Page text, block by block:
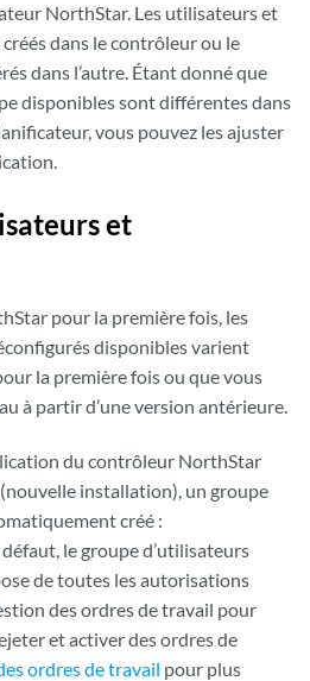
NorthStar. Les utilisateurs et
dans le contrôleur ou le
dans l’autre. Étant donné que
disponibles sont différentes dans
vous pouvez les ajuster
et
pour la première fois, les
disponibles varient
la première fois ou que vous
à partir d’une version antérieure.
du contrôleur NorthStar
installation), un groupe
créé :
le groupe d’utilisateurs
de toutes les autorisations
des ordres de travail pour
et activer des ordres de
ordres de travail pour plus